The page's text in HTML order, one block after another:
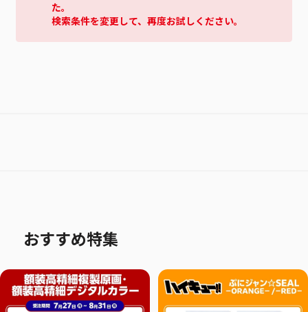
た。
検索条件を変更して、再度お試しください。
おすすめ特集